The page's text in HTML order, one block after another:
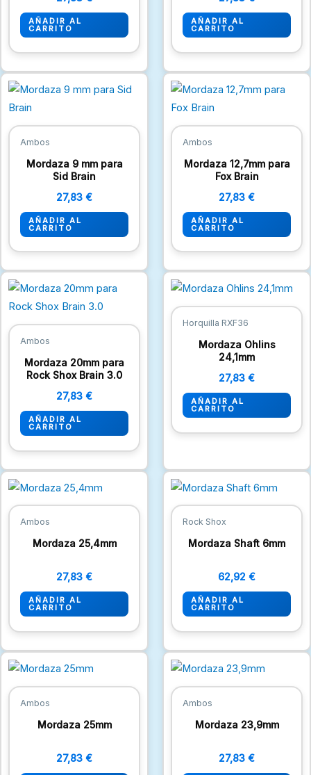
AÑADIR AL
CARRITO
AÑADIR AL
CARRITO
Ambos
Mordaza 9 mm para
Sid Brain
27,83 €
AÑADIR AL
CARRITO
Ambos
Mordaza 12,7mm para
Fox Brain
27,83 €
AÑADIR AL
CARRITO
Ambos
Mordaza 20mm para
Rock Shox Brain 3.0
27,83 €
AÑADIR AL
CARRITO
Horquilla RXF36
Mordaza Ohlins
24,1mm
27,83 €
AÑADIR AL
CARRITO
Ambos
Mordaza 25,4mm
27,83 €
AÑADIR AL
CARRITO
Rock Shox
Mordaza Shaft 6mm
62,92 €
AÑADIR AL
CARRITO
Ambos
Mordaza 25mm
27,83 €
Ambos
Mordaza 23,9mm
27,83 €